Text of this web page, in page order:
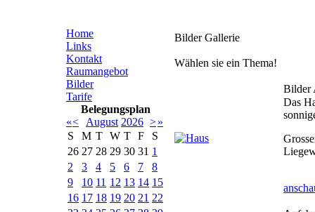
Home
Links
Kontakt
Raumangebot
Bilder
Tarife
Belegungsplan
«< August 2026 >»
S
M T W T F
S
26 27 28 29 30 31 1
2
3 4 5 6 7
8
9
10 11 12 13 14 15
16 17 18 19 20 21 22
Bilder Gallerie
Wählen sie ein Thema!
Bilder
Das